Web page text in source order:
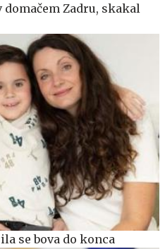
Zadru, skakal
se bova do konca